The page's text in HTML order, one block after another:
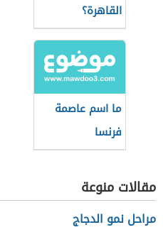
القاهرة؟
ما اسم عاصمة
فرنسا
مقالات منوعة
مراحل نمو الدجاج